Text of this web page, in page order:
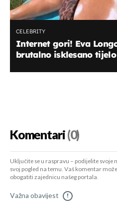
CELEBRITY
Internet gori! Eva
brutalno isklesano
Komentari(0)
Uključite se u raspravu – podijelite
svoj pogled na temu. Vaš komentar
obogatiti zajednicu našeg portala.
Važna obavijest !